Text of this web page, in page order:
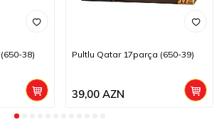
38) Pultlu Qatar 17parça (650-39)
39,00AZN